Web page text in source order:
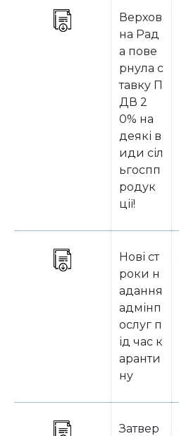
Верхов
на Рад
а пове
рнула с
тавку П
ДВ 2
0% на
деякі в
иди сіл
ьгоспп
родук
ції!
Нові ст
роки н
адання
адмінп
ослуг п
ід час к
аранти
ну
Затвер